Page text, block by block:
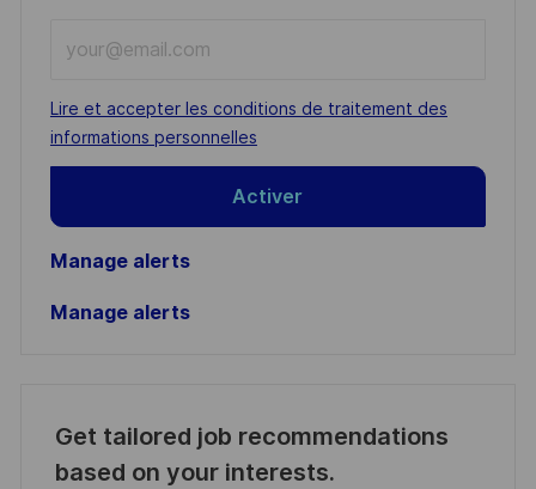
Email
address
(Required)
Required
Lire et accepter les conditions de traitement des
informations personnelles
Activer
Manage alerts
Manage alerts
Get tailored job recommendations
based on your interests.